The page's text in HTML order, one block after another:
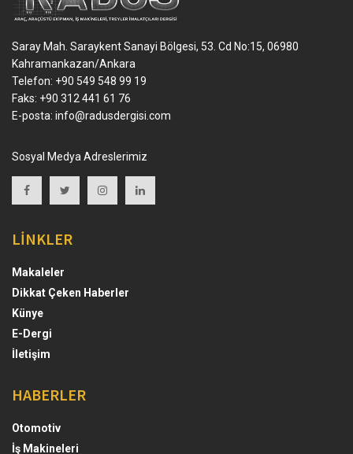
Saray Mah. Saraykent Sanayi Bölgesi, 53. Cd No:15, 06980
Kahramankazan/Ankara
Telefon: +90 549 548 99 19
Faks: +90 312 441 61 76
E-posta: info@radusdergisi.com
Sosyal Medya Adreslerimiz
LİNKLER
Makaleler
Dikkat Çeken Haberler
Künye
E-Dergi
İletişim
HABERLER
Otomotiv
İş Makineleri